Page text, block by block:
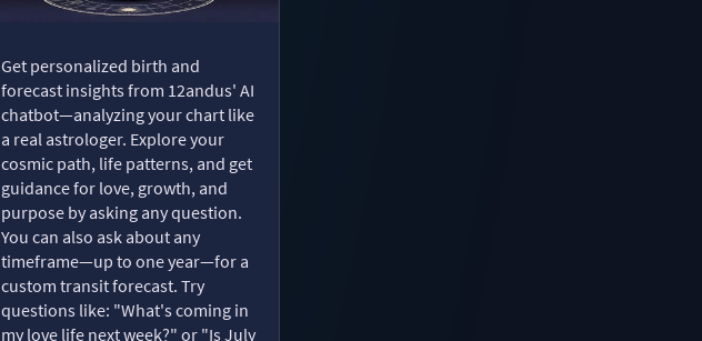
Get personalized birth and
forecast insights from 12andus' AI
chatbot—analyzing your chart like
a real astrologer. Explore your
cosmic path, life patterns, and get
guidance for love, growth, and
purpose by asking any question.
You can also ask about any
timeframe—up to one year—for a
custom transit forecast. Try
questions like: "What's coming in
my love life next week?" or "Is July